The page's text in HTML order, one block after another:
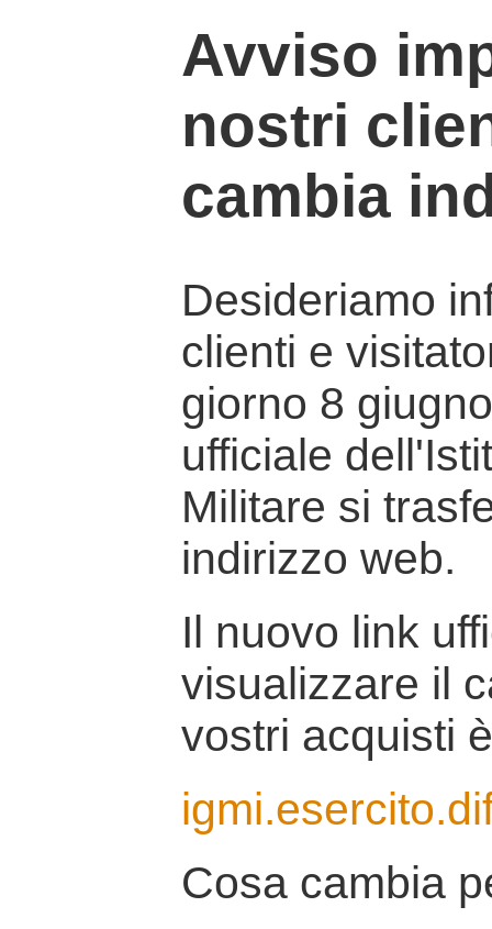
Avviso
nostri
cambia
Desideriamo
clienti e
giorno 8
ufficiale
Militare si
indirizzo web.
Il nuovo link
visualizzare il
vostri acquisti
Cosa cambia